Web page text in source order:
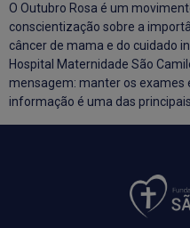
O Outubro Rosa é um
conscientização sobre a
câncer de mama e do cuidado
Hospital Maternidade São
mensagem: manter os exames
informação é uma das principais